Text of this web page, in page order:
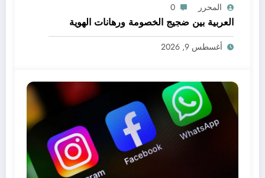
المحرر 0
العربية بين ضجيج الخصومة ورهانات الهوية
أغسطس 9, 2026